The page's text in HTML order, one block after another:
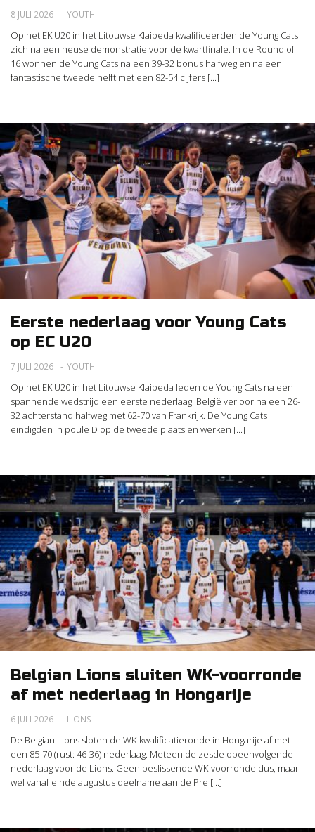
8 JULI 2026 YOUTH
Op het EK U20 in het Litouwse Klaipeda kwalificeerden de Young Cats
zich na een heuse demonstratie voor de kwartfinale. In de Round of
16 wonnen de Young Cats na een 39-32 bonus halfweg en na een
fantastische tweede helft met een 82-54 cijfers [...]
7 JULI 2026 YOUTH
Eerste nederlaag voor Young Cats
op EC U20
Op het EK U20 in het Litouwse Klaipeda leden de Young Cats na een
spannende wedstrijd een eerste nederlaag. België verloor na een 26-
32 achterstand halfweg met 62-70 van Frankrijk. De Young Cats
eindigden in poule D op de tweede plaats en werken [...]
6 JULI 2026 LIONS
Belgian Lions sluiten WK-voorronde
af met nederlaag in Hongarije
De Belgian Lions sloten de WK-kwalificatieronde in Hongarije af met
een 85-70 (rust: 46-36) nederlaag. Meteen de zesde opeenvolgende
nederlaag voor de Lions. Geen beslissende WK-voorronde dus, maar
wel vanaf einde augustus deelname aan de Pre [...]